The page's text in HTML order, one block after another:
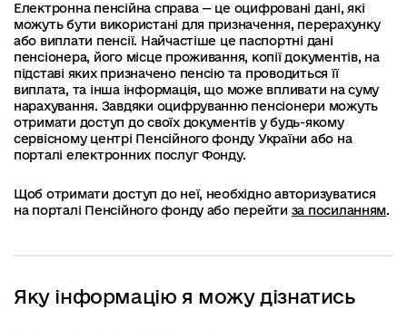
Електронна пенсійна справа — це оцифровані дані, які
можуть бути використані для призначення, перерахунку
або виплати пенсії. Найчастіше це паспортні дані
пенсіонера, його місце проживання, копії документів, на
підставі яких призначено пенсію та проводиться її
виплата, та інша інформація, що може впливати на суму
нарахування. Завдяки оцифруванню пенсіонери можуть
отримати доступ до своїх документів у будь-якому
сервісному центрі Пенсійного фонду України або на
порталі електронних послуг Фонду.
Щоб отримати доступ до неї, необхідно авторизуватися
на порталі Пенсійного фонду або перейти за посиланням.
Яку інформацію я можу дізнатись